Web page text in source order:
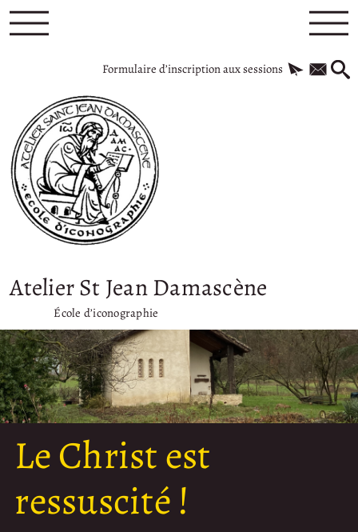
Formulaire d’inscription aux sessions
Atelier St Jean Damascène
École d’iconographie
Le Christ est
ressuscité !